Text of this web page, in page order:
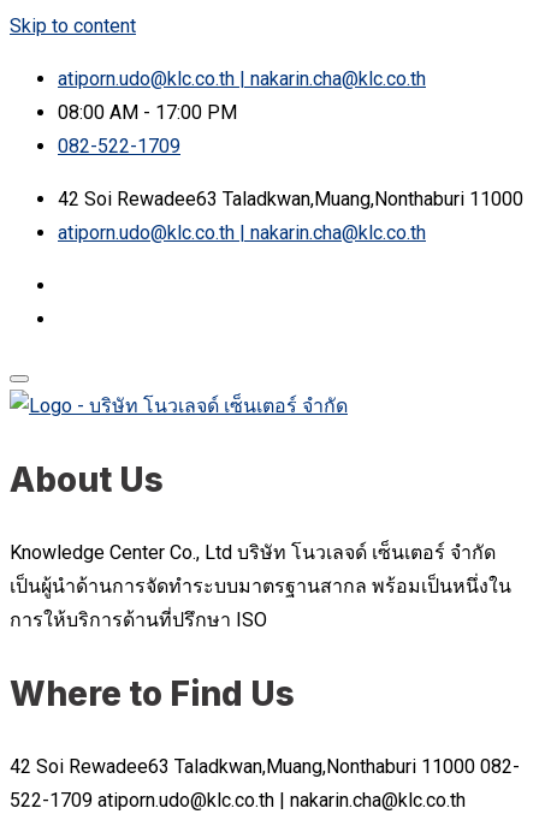
Skip to content
atiporn.udo@klc.co.th | nakarin.cha@klc.co.th
08:00 AM - 17:00 PM
082-522-1709
42 Soi Rewadee63 Taladkwan,Muang,Nonthaburi 11000
atiporn.udo@klc.co.th | nakarin.cha@klc.co.th
About Us
Knowledge Center Co., Ltd บริษัท โนวเลจด์ เซ็นเตอร์ จำกัด
เป็นผู้นำด้านการจัดทำระบบมาตรฐานสากล พร้อมเป็นหนึ่งใน
การให้บริการด้านที่ปรึกษา ISO
Where to Find Us
42 Soi Rewadee63 Taladkwan,Muang,Nonthaburi 11000 082-
522-1709 atiporn.udo@klc.co.th | nakarin.cha@klc.co.th